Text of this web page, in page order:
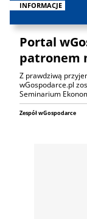
INFORMACJE
Portal
patronem
Z prawdziwą
wGospodarce.pl
Seminarium
Zespół wGospodarce